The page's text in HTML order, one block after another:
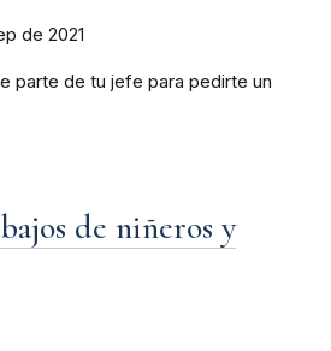
de 2021
parte de tu jefe para pedirte un
de niñeros y